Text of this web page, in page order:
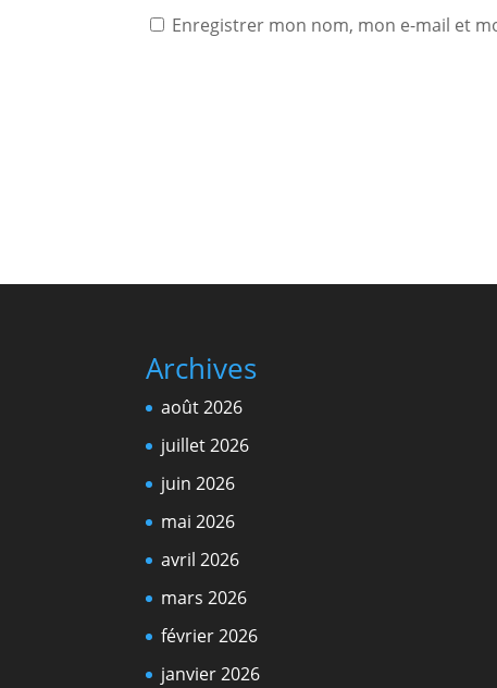
Enregistrer mon nom, mon e-mail et
Archives
août 2026
juillet 2026
juin 2026
mai 2026
avril 2026
mars 2026
février 2026
janvier 2026